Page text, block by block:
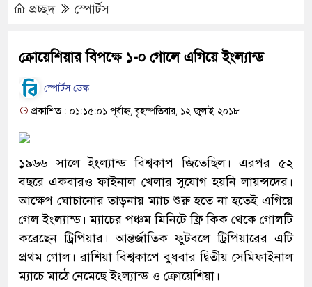
প্রচ্ছদ স্পোর্টস
ক্রোয়েশিয়ার বিপক্ষে ১-০ গোলে এগিয়ে ইংল্যান্ড
স্পোর্টস ডেস্ক
প্রকাশিত : ০১:১৫:০১ পূর্বাহ্ন, বৃহস্পতিবার, ১২ জুলাই ২০১৮
১৯৬৬ সালে ইংল্যান্ড বিশ্বকাপ জিতেছিল। এরপর ৫২
বছরে একবারও ফাইনাল খেলার সুযোগ হয়নি লায়ন্সদের।
আক্ষেপ ঘোচানোর তাড়নায় ম্যাচ শুরু হতে না হতেই এগিয়ে
গেল ইংল্যান্ড। ম্যাচের পঞ্চম মিনিটে ফ্রি কিক থেকে গোলটি
করেছেন ট্রিপিয়ার। আন্তর্জাতিক ফুটবলে ট্রিপিয়ারের এটি
প্রথম গোল। রাশিয়া বিশ্বকাপে বুধবার দ্বিতীয় সেমিফাইনাল
ম্যাচে মাঠে নেমেছে ইংল্যান্ড ও ক্রোয়েশিয়া।